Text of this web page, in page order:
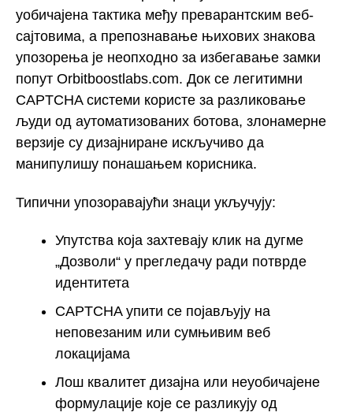
уобичајена тактика међу преварантским веб-
сајтовима, а препознавање њихових знакова
упозорења је неопходно за избегавање замки
попут Orbitboostlabs.com. Док се легитимни
CAPTCHA системи користе за разликовање
људи од аутоматизованих ботова, злонамерне
верзије су дизајниране искључиво да
манипулишу понашањем корисника.
Типични упозоравајући знаци укључују:
Упутства која захтевају клик на дугме
„Дозволи“ у прегледачу ради потврде
идентитета
CAPTCHA упити се појављују на
неповезаним или сумњивим веб
локацијама
Лош квалитет дизајна или неуобичајене
формулације које се разликују од